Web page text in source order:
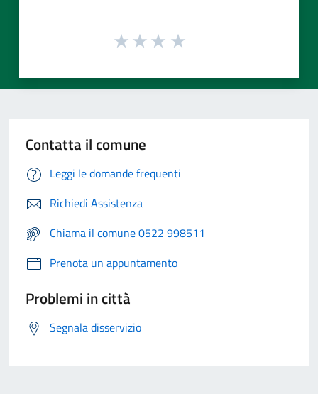
Contatta il comune
Leggi le domande frequenti
Richiedi Assistenza
Chiama il comune 0522 998511
Prenota un appuntamento
Problemi in città
Segnala disservizio